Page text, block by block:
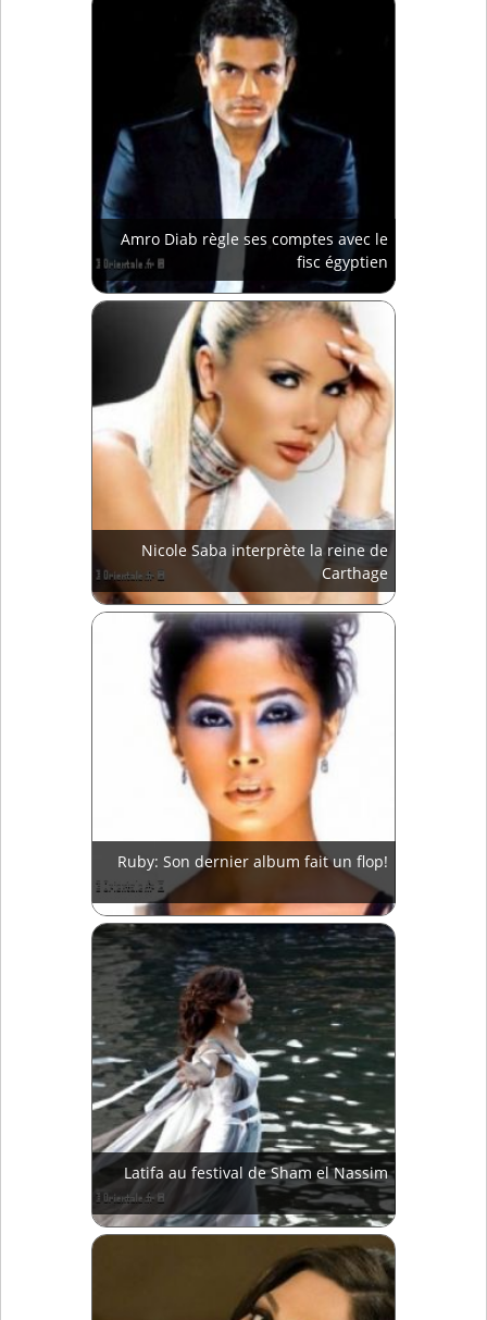
Amro Diab règle ses comptes avec le
fisc égyptien
Nicole Saba interprète la reine de
Carthage
Ruby: Son dernier album fait un flop!
Latifa au festival de Sham el Nassim